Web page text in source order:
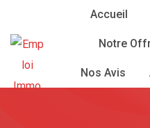
content
Accueil
Notre
Nos Avis